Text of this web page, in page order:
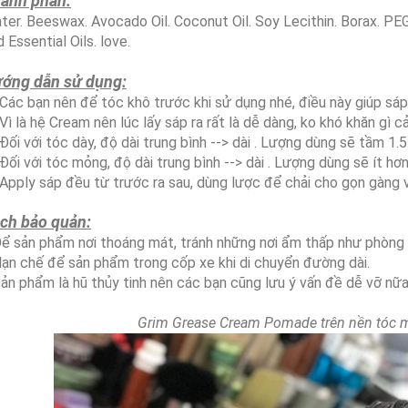
Beeswax. Avocado Oil. Coconut Oil. Soy Lecithin. Borax.
Essential Oils. love.
dẫn sử dụng:
bạn nên để tóc khô trước khi sử dụng nhé, điều này giúp
là hệ Cream nên lúc lấy sáp ra rất là dễ dàng, ko khó khăn gì
với tóc dày, độ dài trung bình --> dài . Lượng dùng sẽ tầm
với tóc mỏng, độ dài trung bình --> dài . Lượng dùng sẽ ít
sáp đều từ trước ra sau, dùng lược để chải cho gọn gàng
bảo quản:
sản phẩm nơi thoáng mát, tránh những nơi ẩm thấp như phòng
chế để sản phẩm trong cốp xe khi di chuyển đường dài.
phẩm là hũ thủy tinh nên các bạn cũng lưu ý vấn đề dễ vỡ
Grim Grease Cream Pomade trên nền tóc